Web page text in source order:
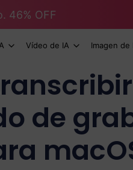
46% OFF
Vídeo de IA Imagen de
de